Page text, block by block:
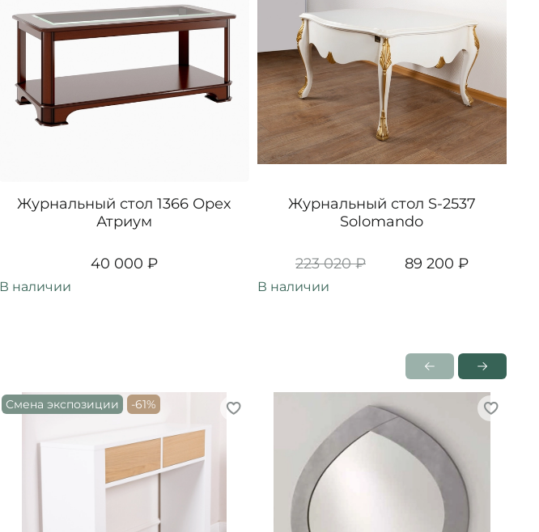
Журнальный стол 1366 Орех
Атриум
40 000 ₽
В наличии
Журнальный стол S-2537
Solomando
223 020 ₽ 89 200 ₽
В наличии
Смена экспозиции -61%